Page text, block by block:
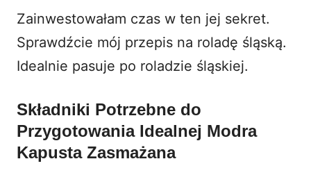
Zainwestowałam czas w ten jej sekret.
Sprawdźcie mój przepis na roladę śląską.
Idealnie pasuje po roladzie śląskiej.
Składniki Potrzebne do
Przygotowania Idealnej Modra
Kapusta Zasmażana